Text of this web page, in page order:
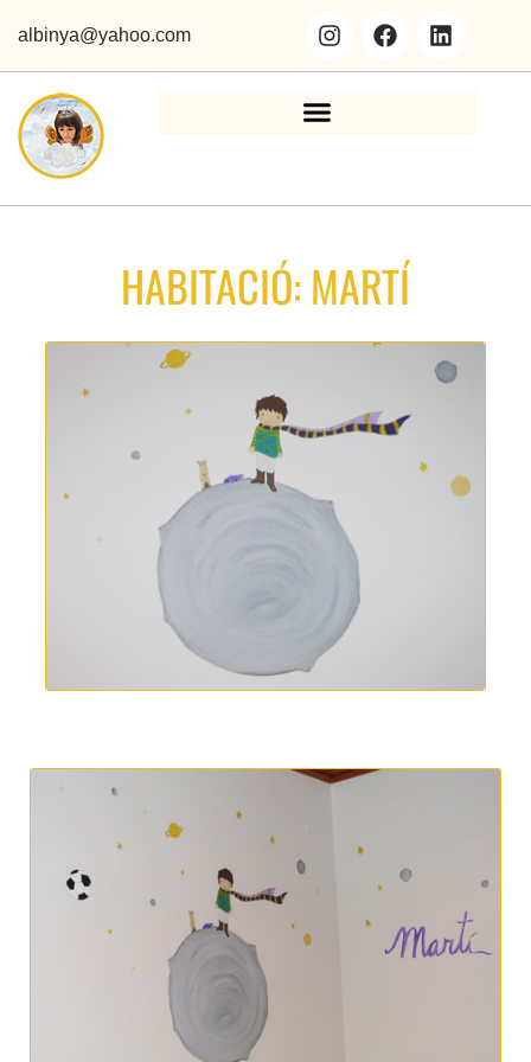
albinya@yahoo.com
HABITACIÓ: MARTÍ